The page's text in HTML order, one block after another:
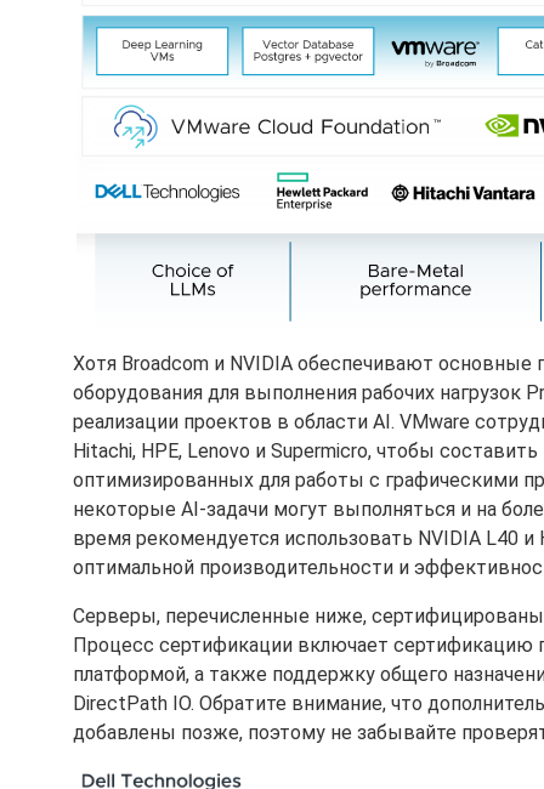
Хотя Broadcom и NVIDIA обеспечивают
оборудования для выполнения рабочих
реализации проектов в области AI. VMware
Hitachi, HPE, Lenovo и Supermicro, чтобы
оптимизированных для работы с графическими
некоторые AI-задачи могут выполняться и на
время рекомендуется использовать NVIDIA L40
оптимальной производительности и
Серверы, перечисленные ниже, сертифицированы
Процесс сертификации включает сертификацию
платформой, а также поддержку общего
DirectPath IO. Обратите внимание, что
добавлены позже, поэтому не забывайте